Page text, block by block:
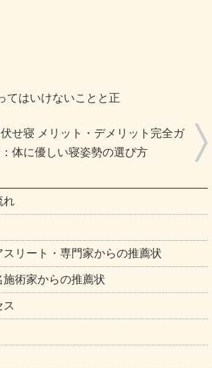
てはいけないことと正
伏せ寝 メリット・デメリット完全ガ
体に優しい寝姿勢の選び方
れ
スリート・専門家からの推薦状
術家からの推薦状
ス